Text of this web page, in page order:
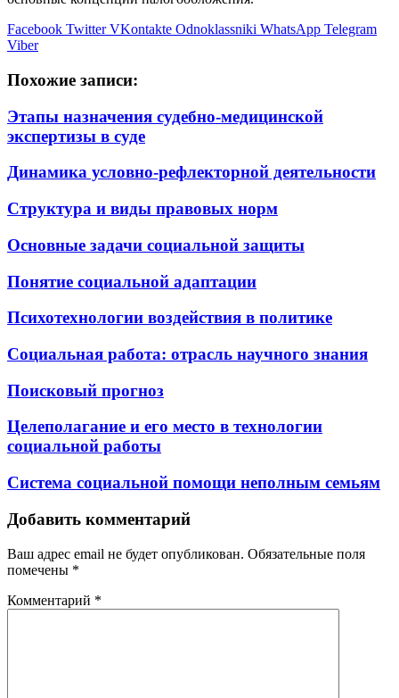
Facebook Twitter VKontakte Odnoklassniki WhatsApp Telegram
Viber
Похожие записи:
Этапы назначения судебно-медицинской
экспертизы в суде
Динамика условно-рефлекторной деятельности
Структура и виды правовых норм
Основные задачи социальной защиты
Понятие социальной адаптации
Психотехнологии воздействия в политике
Социальная работа: отрасль научного знания
Поисковый прогноз
Целеполагание и его место в технологии
социальной работы
Система социальной помощи неполным семьям
Добавить комментарий
Ваш адрес email не будет опубликован. Обязательные поля
помечены *
Комментарий *